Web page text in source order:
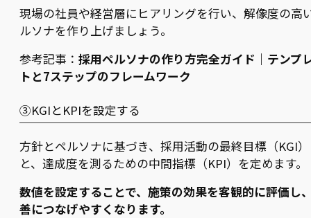
現場の社員や経営層にヒアリングを行い、解像度の高
ルソナを作り上げましょう。
参考記事： 採用ペルソナの作り方完全ガイド｜テンプ
トと7ステップのフレームワーク
③KGIとKPIを設定する
方針とペルソナに基づき、採用活動の最終目標（KGI）
と、達成度を測るための中間指標（KPI）を定めます。
数値を設定することで、施策の効果を客観的に評価し
善につなげやすくなります。